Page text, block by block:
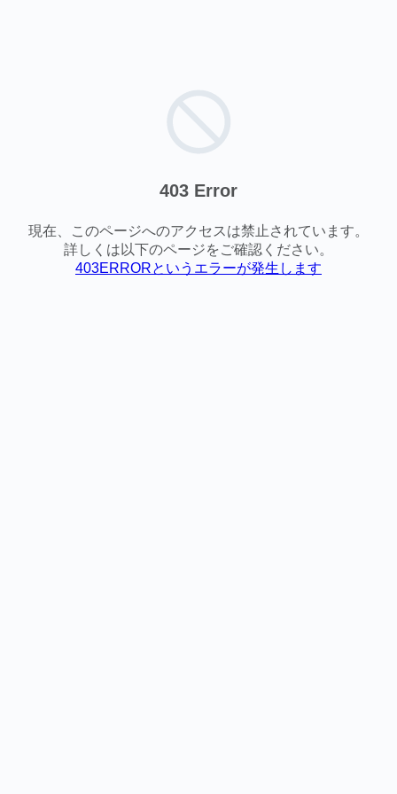
403 Error
現在、このページへのアクセスは禁止されています。
詳しくは以下のページをご確認ください。
403ERRORというエラーが発生します